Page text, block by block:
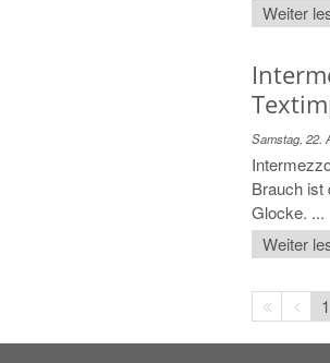
Weiter
Samstag, 22.
Brauch ist
Glocke. ...
Weiter
Erste
SeiteSeite
1